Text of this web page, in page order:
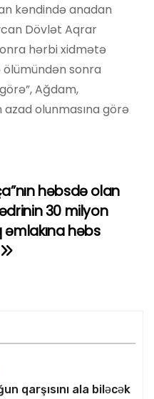
kəndində anadan
Dövlət Aqrar
hərbi xidmətə
ölümündən sonra
Ağdam,
azad olunmasına görə
həbsdə olan
30 milyon
əmlakına həbs
qarşısını ala biləcək